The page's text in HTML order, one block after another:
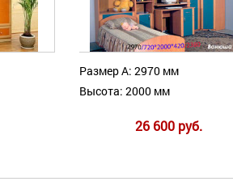
Размер А: 2970 мм
Высота: 2000 мм
26 600 руб.